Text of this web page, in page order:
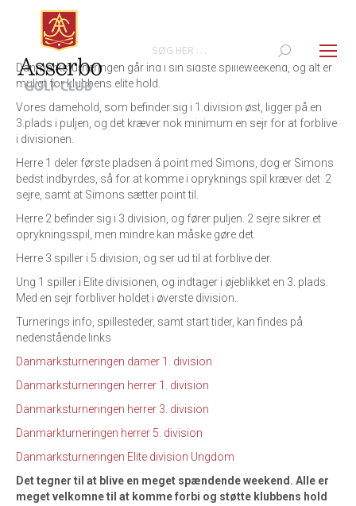
Search:
Danmarksturneringen går ind i sin sidste spilleweekend, og alt er
muligt for klubbens elite hold.
Vores damehold, som befinder sig i 1.division øst, ligger på en
3.plads i puljen, og det kræver nok minimum en sejr for at forblive
i divisionen.
Herre 1 deler første pladsen á point med Simons, dog er Simons
bedst indbyrdes, så for at komme i opryknings spil kræver det 2
sejre, samt at Simons sætter point til.
Herre 2 befinder sig i 3.division, og fører puljen. 2 sejre sikrer et
oprykningsspil, men mindre kan måske gøre det.
Herre 3 spiller i 5.division, og ser ud til at forblive der.
Ung 1 spiller i Elite divisionen, og indtager i øjeblikket en 3. plads.
Med en sejr forbliver holdet i øverste division.
Turnerings info, spillesteder, samt start tider, kan findes på
nedenstående links
Danmarksturneringen damer 1. division
Danmarksturneringen herrer 1. division
Danmarksturneringen herrer 3. division
Danmarkturneringen herrer 5. division
Danmarksturneringen Elite division Ungdom
Det tegner til at blive en meget spændende weekend. Alle er
meget velkomne til at komme forbi og støtte klubbens hold